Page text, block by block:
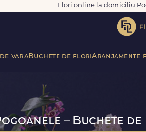
Flori online la domiciliu
varaBuchete de floriAranjamente
– Buchete